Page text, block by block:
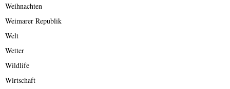
Weihnachten
Weimarer Republik
Welt
Wetter
Wildlife
Wirtschaft